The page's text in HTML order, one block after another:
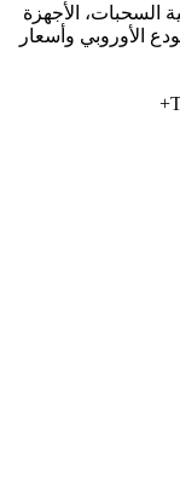
السحبات، الأجهزة
الأوروبي وأسعار